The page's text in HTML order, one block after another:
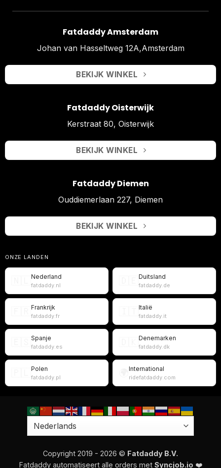
Fatdaddy Amsterdam
Johan van Hasseltweg 12A,Amsterdam
BEKIJK WINKEL
Fatdaddy Oisterwijk
Kerstraat 80, Oisterwijk
BEKIJK WINKEL
Fatdaddy Diemen
Ouddiemerlaan 227, Diemen
BEKIJK WINKEL
ONZE LANDEN
Nederland
fatdaddy.nl
Duitsland
fatdaddy.de
Frankrijk
fatdaddy.fr
Italië
fatdaddy.it
Spanje
fatdaddy.es
Denemarken
fatdaddy.dk
Polen
fatdaddy.pl
International
ridefatdaddy.com
Copyright 2019 - 2026 © Fatdaddy B.V.
Fatdaddy automatiseert alle orders met Syncjob.io ❤️